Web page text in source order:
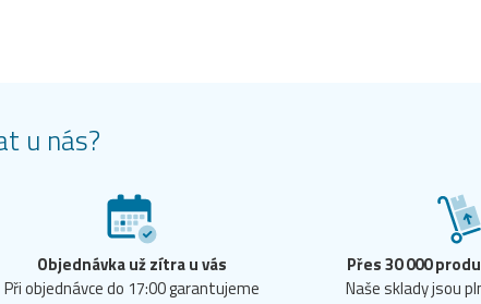
u nás?
Objednávka už zítra u vás
Při objednávce do 17:00 garantujeme
Přes 30 000
Naše sklady jsou